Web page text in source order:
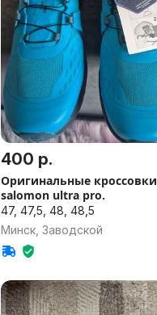
400 р.
Оригинальные кроссовки
salomon ultra pro.
47, 47,5, 48, 48,5
Минск, Заводской